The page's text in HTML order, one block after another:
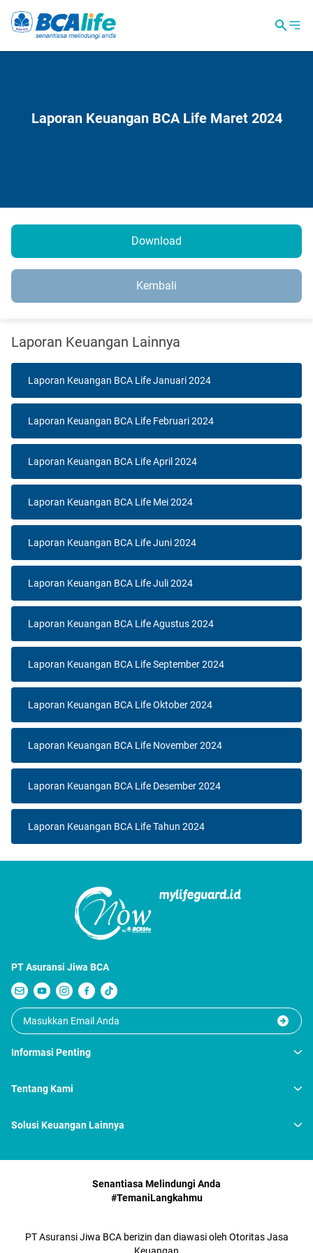
Laporan Keuangan BCA Life Maret 2024
Download
Kembali
Laporan Keuangan Lainnya
Laporan Keuangan BCA Life Januari 2024
Laporan Keuangan BCA Life Februari 2024
Laporan Keuangan BCA Life April 2024
Laporan Keuangan BCA Life Mei 2024
Laporan Keuangan BCA Life Juni 2024
Laporan Keuangan BCA Life Juli 2024
Laporan Keuangan BCA Life Agustus 2024
Laporan Keuangan BCA Life September 2024
Laporan Keuangan BCA Life Oktober 2024
Laporan Keuangan BCA Life November 2024
Laporan Keuangan BCA Life Desember 2024
Laporan Keuangan BCA Life Tahun 2024
PT Asuransi Jiwa BCA
Informasi Penting
Tentang Kami
Solusi Keuangan Lainnya
Senantiasa Melindungi Anda
#TemaniLangkahmu
PT Asuransi Jiwa BCA berizin dan diawasi oleh Otoritas Jasa